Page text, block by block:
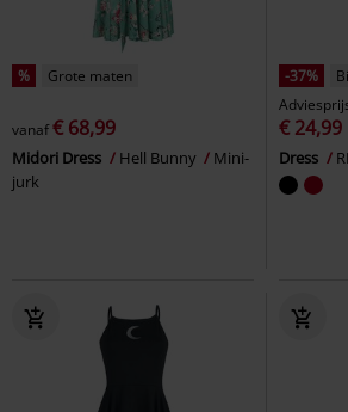
% Grote maten
vanaf€ 68,99
Midori Dress Hell Bunny
Mini-
jurk
-37%
€ 24,99
Dress